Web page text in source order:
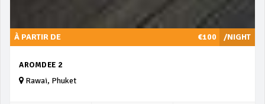
/NIGHT
À PARTIR DE €100
AROMDEE 2
Rawai, Phuket